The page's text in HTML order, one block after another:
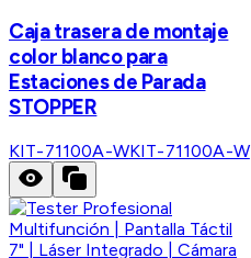
Caja trasera de montaje
color blanco para
Estaciones de Parada
STOPPER
KIT-71100A-WKIT-71100A-W